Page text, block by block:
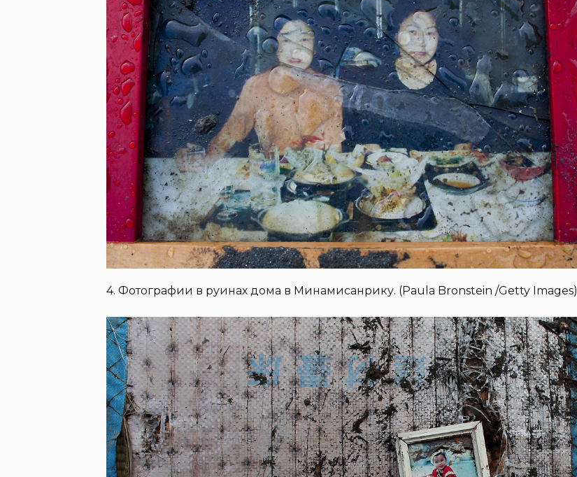
4. Фотографии в руинах дома в Минамисанрику. (Paula Bronstein /Getty Images)